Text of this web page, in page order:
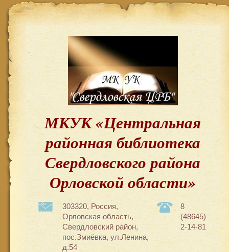
МКУК «Центральная
районная библиотека
Свердловского района
Орловской области»
303320, Россия,
Орловская область,
Свердловский район,
пос.Змиёвка, ул.Ленина,
д.54
8
(48645)
2-14-81